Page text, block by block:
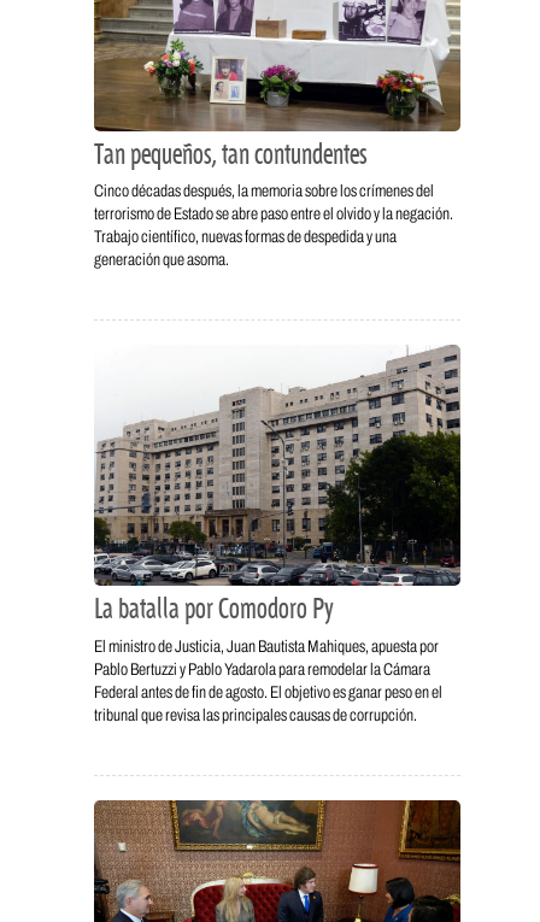
Tan pequeños, tan contundentes
Cinco décadas después, la memoria sobre los crímenes del
terrorismo de Estado se abre paso entre el olvido y la negación.
Trabajo científico, nuevas formas de despedida y una
generación que asoma.
La batalla por Comodoro Py
El ministro de Justicia, Juan Bautista Mahiques, apuesta por
Pablo Bertuzzi y Pablo Yadarola para remodelar la Cámara
Federal antes de fin de agosto. El objetivo es ganar peso en el
tribunal que revisa las principales causas de corrupción.